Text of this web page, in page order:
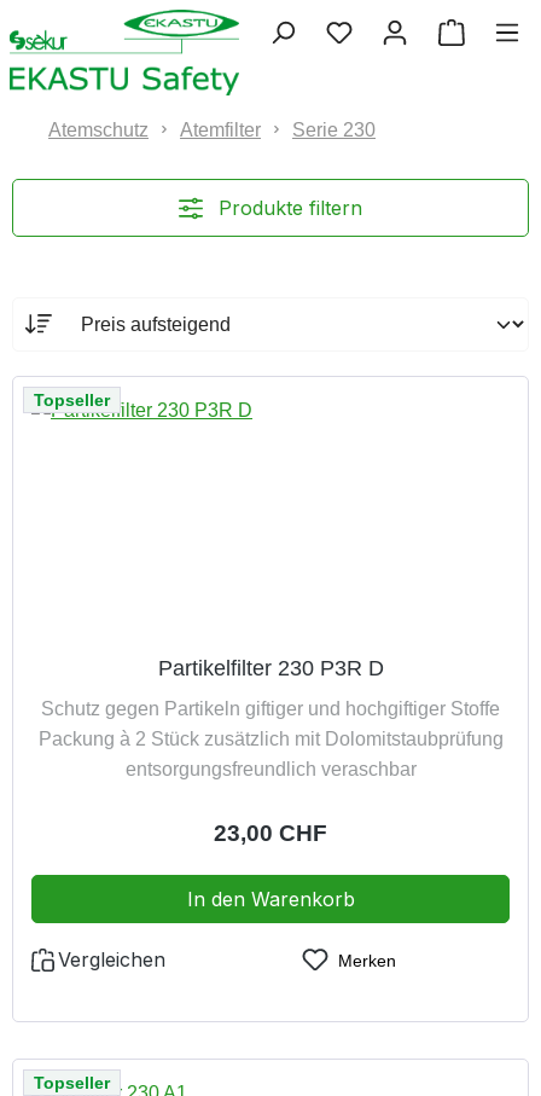
Zum Hauptinhalt springen Du hast 0 Produkte
Atemschutz Atemfilter Serie 230
Produkte filtern
Topseller
Partikelfilter 230 P3R D
Schutz gegen Partikeln giftiger und hochgiftiger Stoffe
Packung à 2 Stück zusätzlich mit Dolomitstaubprüfung
entsorgungsfreundlich veraschbar
Regulärer Preis:
23,00 CHF
In den Warenkorb
Vergleichen Merken
Topseller